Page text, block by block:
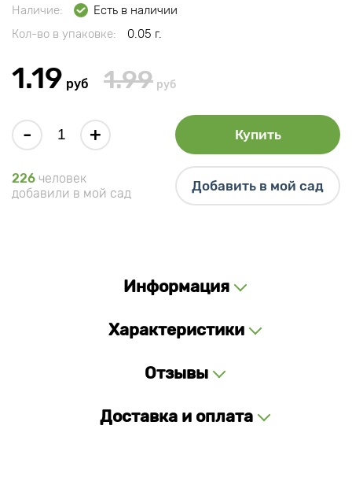
Наличие:
Есть в наличии
Кол-во в упаковке:
0.05 г.
1.19 руб 1.99 руб
- + Купить
226 человек
добавили в мой сад
Добавить в мой сад
Информация
Характеристики
Отзывы
Доставка и оплата